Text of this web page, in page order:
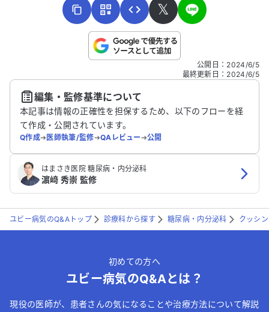
こちらは送信専用のフォームです。氏名やご自身の病気の詳細な
送信する
𝕏
公開日 ： 2024/6/5
最終更新日 ： 2024/6/5
編集・監修基準について
本記事は情報の正確性を担保するため、以下のフローを経
て作成・公開されています。
Q作成➔医師執筆/監修➔QAレビュー➔公開
はまさき医院 糖尿病・内分泌科
濵﨑 秀崇 監修
ユビー病気のQ&Aトップ 診療科から探す 糖尿病・内分泌科 クッシ
初めての方へ
ユビー病気のQ&Aとは？
現役の医師が、患者さんの気になることや治療方法について解説